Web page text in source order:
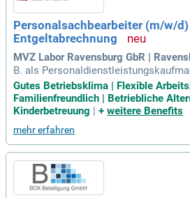
Personalsachbearbeiter (m/w/
Entgeltabrechnung
MVZ Labor Ravensburg GbR |
B. als
triekaufmann [m/w/d]) oder ein
t Schwerpunkt Personal. Zudem
in der Entgeltabrechnung sowie in der
Gutes Betriebsklima | Flexible
Familienfreundlich | Betriebliche
Kinderbetreuung | + weitere Benefits
mehr erfahren